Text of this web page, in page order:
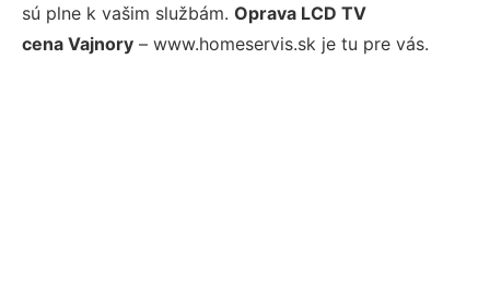
sú plne k vašim službám. Oprava LCD TV
cena Vajnory – www.homeservis.sk je tu pre vás.